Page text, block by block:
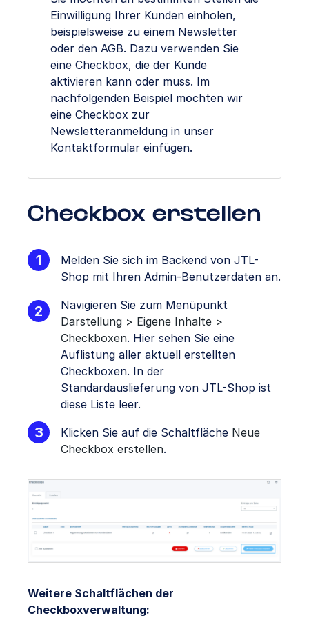
Einwilligung Ihrer Kunden einholen,
beispielsweise zu einem Newsletter
oder den AGB. Dazu verwenden Sie
eine Checkbox, die der Kunde
aktivieren kann oder muss. Im
nachfolgenden Beispiel möchten wir
eine Checkbox zur
Newsletteranmeldung in unser
Kontaktformular einfügen.
Checkbox erstellen
Melden Sie sich im Backend von JTL-
Shop mit Ihren Admin-Benutzerdaten an.
Navigieren Sie zum Menüpunkt
Darstellung > Eigene Inhalte >
Checkboxen. Hier sehen Sie eine
Auflistung aller aktuell erstellten
Checkboxen. In der
Standardauslieferung von JTL-Shop ist
diese Liste leer.
Klicken Sie auf die Schaltfläche Neue
Checkbox erstellen.
Weitere Schaltflächen der
Checkboxverwaltung: